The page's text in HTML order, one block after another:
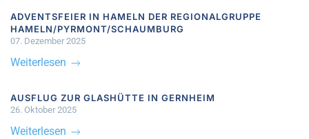
ADVENTSFEIER IN HAMELN DER REGIONALGRUPPE
HAMELN/PYRMONT/SCHAUMBURG
07. Dezember 2025
Weiterlesen
AUSFLUG ZUR GLASHÜTTE IN GERNHEIM
26. Oktober 2025
Weiterlesen